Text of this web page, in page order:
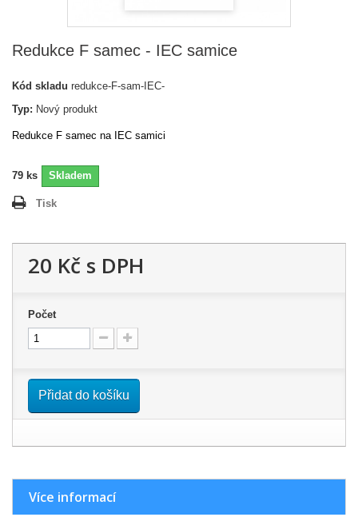
Redukce F samec - IEC samice
Kód skladu redukce-F-sam-IEC-
Typ: Nový produkt
Redukce F samec na IEC samici
79 ks Skladem
Tisk
20 Kč s DPH
Počet
Přidat do košíku
Více informací